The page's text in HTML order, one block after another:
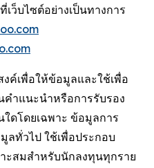
ว็บไซต์อย่างเป็นทางการ
ค์เพื่อให้ข้อมูลและใช้เพื่อ
คำแนะนำหรือการรับรอง
ดโดยเฉพาะ ข้อมูลการ
ลทั่วไป ใช้เพื่อประกอบ
ะสมสำหรับนักลงทุนทุกราย